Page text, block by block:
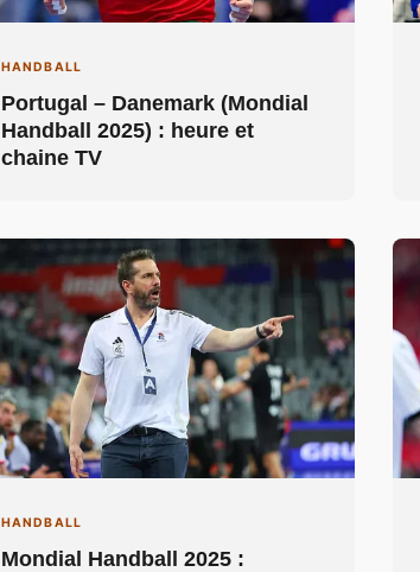
HANDBALL
Portugal – Danemark (Mondial
Handball 2025) : heure et
chaine TV
HANDBALL
Mondial Handball 2025 :